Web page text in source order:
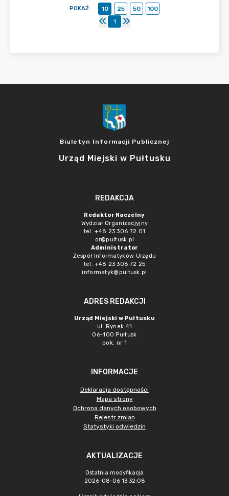
POKAŻ: 10 25 50
100
1
Biuletyn Informacji Publicznej
Urząd Miejski w Pułtusku
REDAKCJA
Redaktor Naczelny
Wydział Organizacjyjny
tel. +48 23 306 72 01
or@pultusk.pl
Administrator
Zespół Informatyków Urzędu
tel. +48 23 306 72 25
informatyk@pultusk.pl
ADRES REDAKCJI
Urząd Miejski w Pułtusku
ul. Rynek 41
06-100 Pułtusk
pok. nr 1
INFORMACJE
Deklaracja dostępności
Mapa strony
Ochrona danych osobowych
Rejestr zmian
Statystyki odwiedzin
AKTUALIZACJE
Ostatnia modyfikacja
2026-08-06 13:32:08